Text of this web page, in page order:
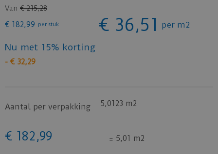
Van € 215,28
€ 182,99 per stuk € 36,51 per m2
Nu met 15% korting
- € 32,29
Aantal per verpakking 5,0123 m2
€ 182 ,99 = 5,01 m2